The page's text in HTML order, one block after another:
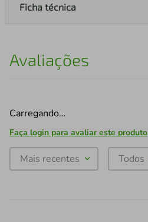
Ficha técnica
Avaliações
Carregando…
Faça login para avaliar este produto
Mais recentes Todos